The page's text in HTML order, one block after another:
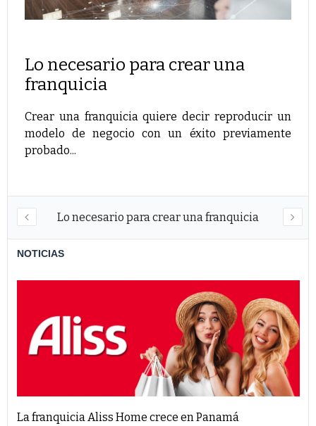
Lo necesario para crear una franquicia
Lo necesario para crear una
franquicia
Crear una franquicia quiere decir reproducir un
modelo de negocio con un éxito previamente
probado...
NOTICIAS
La franquicia Aliss Home crece en Panamá